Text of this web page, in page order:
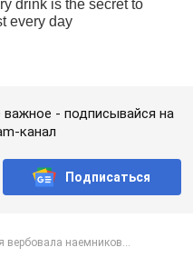
- подписывайся на
канал
Подписаться
вербовала наемников...